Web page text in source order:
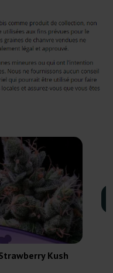
Kush